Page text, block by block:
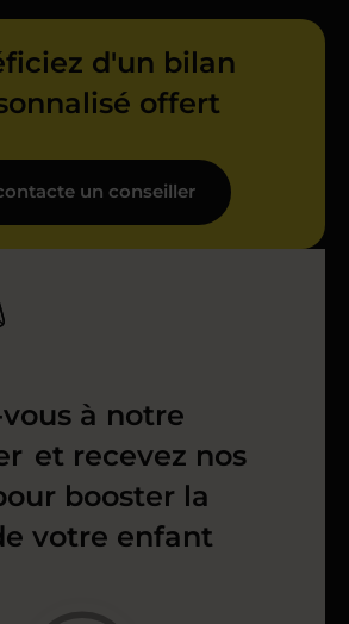
d'un bilan
offert
un conseiller
à notre
et recevez nos
booster la
votre enfant